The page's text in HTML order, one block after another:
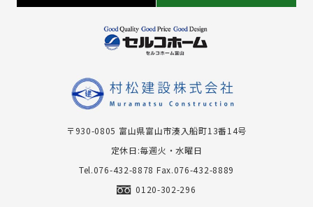
〒930-0805 富⼭県富⼭市湊⼊船町13番14号
定休日:毎週火・水曜日
Tel.076-432-8878 Fax.076-432-8889
0120-302-296